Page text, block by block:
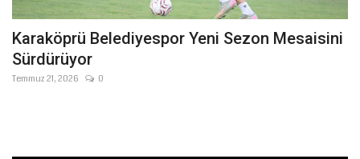
Karaköprü Belediyespor Yeni Sezon Mesaisini
Sürdürüyor
Temmuz 21, 2026 0